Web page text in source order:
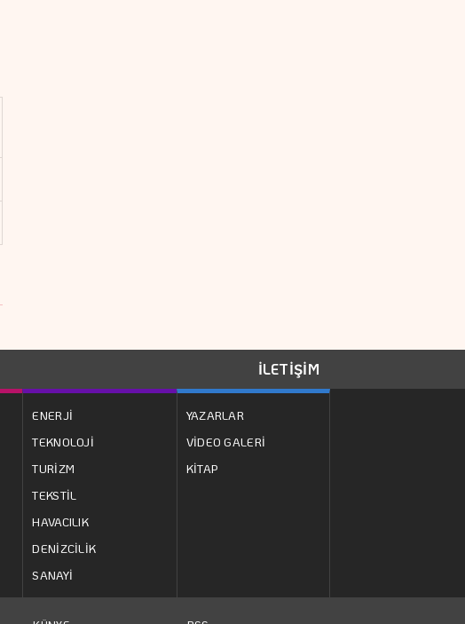
Zinciri De Durur"
Konutun Değerini
İLETİŞİM
ENERJİ
TEKNOLOJİ
TURİZM
TEKSTİL
HAVACILIK
DENİZCİLİK
SANAYİ
YAZARLAR
VİDEO GALERİ
KİTAP